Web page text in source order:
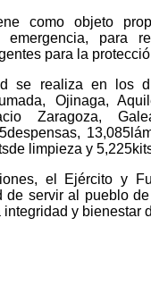
como objeto
emergencia, para
para la
se realiza en los
Ojinaga,
Zaragoza,
limpieza y
el Ejército y
de servir al pueblo
integridad y bienestar